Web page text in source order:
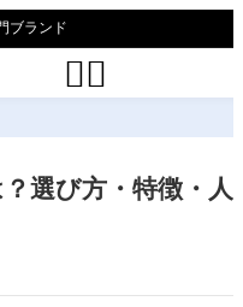
ブランド

選び方・特徴・人